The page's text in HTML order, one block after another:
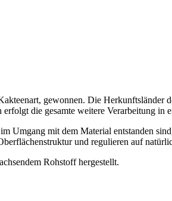
gewonnen. Die
die gesamte weitere Verarbeitung in
Umgang mit dem Material entstanden
und regulieren auf
Rohstoff hergestellt.